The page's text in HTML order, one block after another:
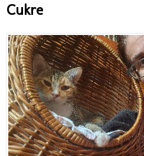
Cukre